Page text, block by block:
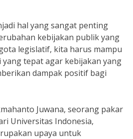
hal yang sangat penting
kebijakan publik yang
legislatif, kita harus mampu
tepat agar kebijakan yang
dampak positif bagi
Juwana, seorang pakar
Universitas Indonesia,
upaya untuk